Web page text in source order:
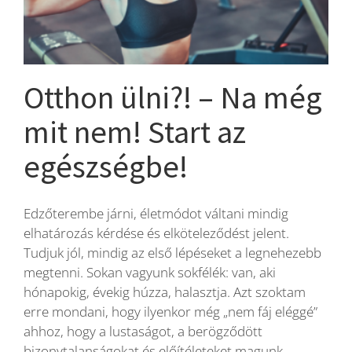
Otthon ülni?! – Na még
mit nem! Start az
egészségbe!
Edzőterembe járni, életmódot váltani mindig
elhatározás kérdése és elköteleződést jelent.
Tudjuk jól, mindig az első lépéseket a legnehezebb
megtenni. Sokan vagyunk sokfélék: van, aki
hónapokig, évekig húzza, halasztja. Azt szoktam
erre mondani, hogy ilyenkor még „nem fáj eléggé”
ahhoz, hogy a lustaságot, a berögződött